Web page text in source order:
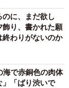
のに、まだ欲し
り、書かれた願
わりがないのか
で赤銅色の肉体
「ばり渋いで